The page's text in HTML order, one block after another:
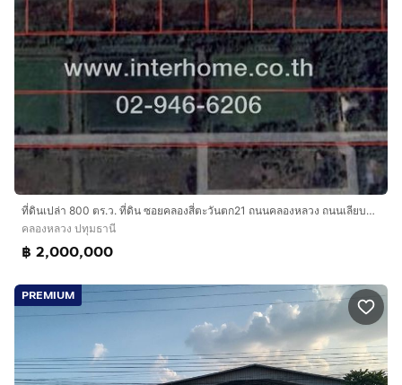
ที่ดินเปล่า 800 ตร.ว. ที่ดิน ซอยคลองสี่ตะวันตก21 ถนนคลองหลวง ถนนเลียบคลองสี่ตะวันตก คลองหลวง ปทุมธานี
คลองหลวง ปทุมธานี
฿ 2,000,000
PREMIUM